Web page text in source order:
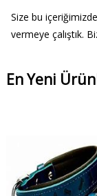
Size bu
vermeye çalıştık.
En Yeni